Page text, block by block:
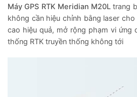
Máy GPS RTK Meridian M20Ltrang
không cần hiệu chỉnh bằng laser
cao hiệu quả, mở rộng phạm vi ứng
thống RTK truyền thống không tới